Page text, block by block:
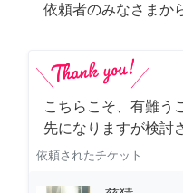
依頼者のみなさまか
こちらこそ、有難う
先になりますが検討
依頼されたチケット